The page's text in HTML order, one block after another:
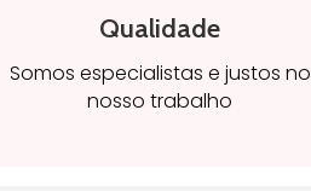
Qualidade
Somos especialistas e justos no
nosso trabalho